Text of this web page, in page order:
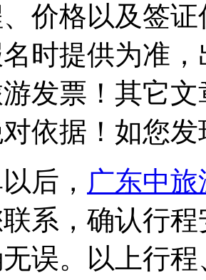
价格以及签
时提供为准
发票！其它
依据！如您
后， 广东中旅
系，确认行
误。以上行